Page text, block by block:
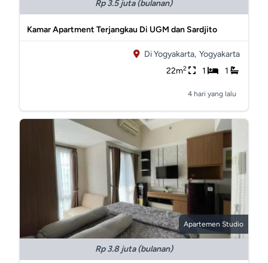
Rp 3.5 juta (bulanan)
Kamar Apartment Terjangkau Di UGM dan Sardjito
Di Yogyakarta, Yogyakarta
22m2 1 1
4 hari yang lalu
Apartemen Studio
Rp 3.8 juta (bulanan)